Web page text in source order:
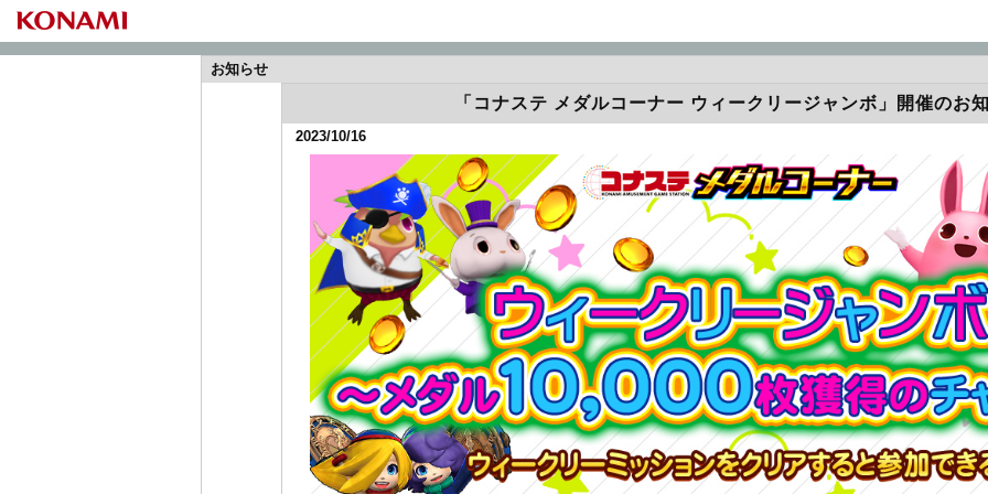
お知らせ
「コナステ メダルコーナー ウィークリージャンボ」開催のお
2023/10/16